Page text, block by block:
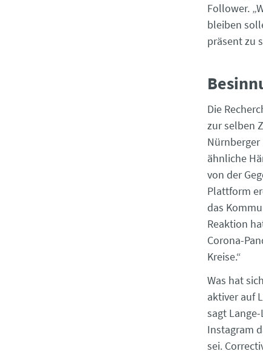
Follower.
bleiben
präsent zu
Die
zur selben
Nürnberger
ähnliche
von der
Plattform
das
Reaktion
Corona-
Kreise.“
Was hat
aktiver auf
sagt
Instagram
sei.